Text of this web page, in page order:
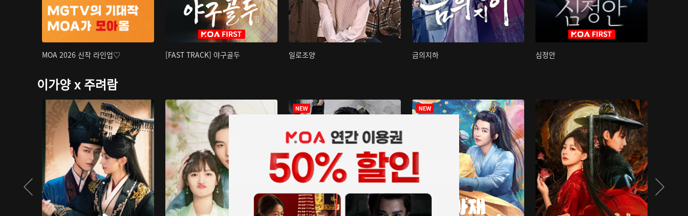
MOA 2026 신작 라인업♡ [FAST TRACK] 야구골두 일로조양 금의지하 심정안
이가양 x 주려람